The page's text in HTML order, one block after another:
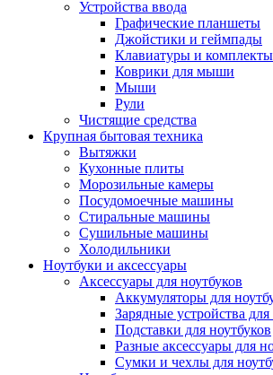
Устройства ввода
Графические планшеты
Джойстики и геймпады
Клавиатуры и комплекты
Коврики для мыши
Мыши
Рули
Чистящие средства
Крупная бытовая техника
Вытяжки
Кухонные плиты
Морозильные камеры
Посудомоечные машины
Стиральные машины
Сушильные машины
Холодильники
Ноутбуки и аксессуары
Аксессуары для ноутбуков
Аккумуляторы для
Зарядные устройства для
Подставки для ноутбуков
Разные аксессуары для
Сумки и чехлы для